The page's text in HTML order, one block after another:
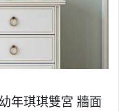
年琪琪雙宮 牆面